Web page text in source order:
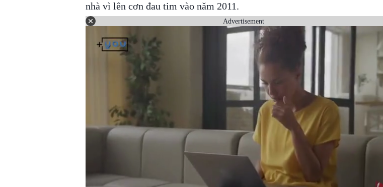
nhà vì lên cơn đau tim vào năm 2011.
Advertisement